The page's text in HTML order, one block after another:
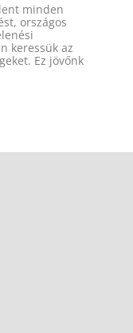
minden
országos
keressük az
Ez jövőnk